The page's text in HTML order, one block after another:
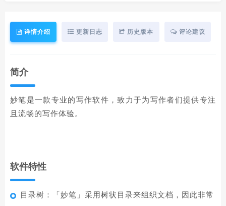
详情介绍 更新日志 历史版本 评论建议
简介
妙笔是一款专业的写作软件，致力于为写作者们提供专注
且流畅的写作体验。
软件特性
目录树：「妙笔」采用树状目录来组织文档，因此非常